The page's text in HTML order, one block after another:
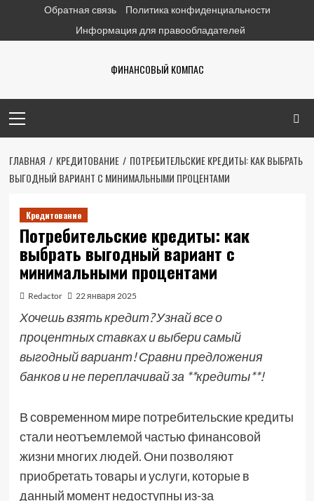
содержимому
Обратная связь
Политика конфиденциальности
Информация для правообладателей
ФИНАНСОВЫЙ КОМПАС
меню
ГЛАВНАЯ КРЕДИТОВАНИЕ
ПОТРЕБИТЕЛЬСКИЕ КРЕДИТЫ: КАК ВЫБРАТЬ
ВЫГОДНЫЙ ВАРИАНТ С МИНИМАЛЬНЫМИ ПРОЦЕНТАМИ
Кредитование
Потребительские кредиты: как
выбрать выгодный вариант с
минимальными процентами
Redactor 22 января 2025
Хочешь взять кредит? Узнай все о
процентных ставках и выбери самый
выгодный вариант! Сравни предложения
банков и не переплачивай за **кредиты**!
В современном мире потребительские кредиты
стали неотъемлемой частью финансовой
жизни многих людей. Они позволяют
приобретать товары и услуги, которые в
данный момент недоступны из-за